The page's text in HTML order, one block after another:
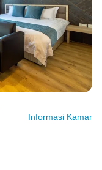
Informasi Kamar